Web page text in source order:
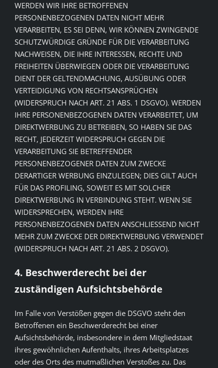
WERDEN WIR IHRE BETROFFENEN
PERSONENBEZOGENEN DATEN NICHT MEHR
VERARBEITEN, ES SEI DENN, WIR KÖNNEN ZWINGENDE
SCHUTZWÜRDIGE GRÜNDE FÜR DIE VERARBEITUNG
NACHWEISEN, DIE IHRE INTERESSEN, RECHTE UND
FREIHEITEN ÜBERWIEGEN ODER DIE VERARBEITUNG
DIENT DER GELTENDMACHUNG, AUSÜBUNG ODER
VERTEIDIGUNG VON RECHTSANSPRÜCHEN
(WIDERSPRUCH NACH ART. 21 ABS. 1 DSGVO). WERDEN
IHRE PERSONENBEZOGENEN DATEN VERARBEITET, UM
DIREKTWERBUNG ZU BETREIBEN, SO HABEN SIE DAS
RECHT, JEDERZEIT WIDERSPRUCH GEGEN DIE
VERARBEITUNG SIE BETREFFENDER
PERSONENBEZOGENER DATEN ZUM ZWECKE
DERARTIGER WERBUNG EINZULEGEN; DIES GILT AUCH
FÜR DAS PROFILING, SOWEIT ES MIT SOLCHER
DIREKTWERBUNG IN VERBINDUNG STEHT. WENN SIE
WIDERSPRECHEN, WERDEN IHRE
PERSONENBEZOGENEN DATEN ANSCHLIESSEND NICHT
MEHR ZUM ZWECKE DER DIREKTWERBUNG VERWENDET
(WIDERSPRUCH NACH ART. 21 ABS. 2 DSGVO).
4. Beschwerderecht bei der
zuständigen Aufsichtsbehörde
Im Falle von Verstößen gegen die DSGVO steht den
Betroffenen ein Beschwerderecht bei einer
Aufsichtsbehörde, insbesondere in dem Mitgliedstaat
ihres gewöhnlichen Aufenthalts, ihres Arbeitsplatzes
oder des Orts des mutmaßlichen Verstoßes zu. Das